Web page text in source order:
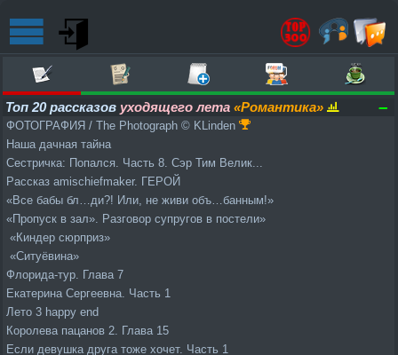
Топ 20 рассказов уходящего лета «Романтика» –
ФОТОГРАФИЯ / The Photograph © KLinden
Наша дачная тайна
Сестричка: Попался. Часть 8. Сэр Тим Велик...
Рассказ amischiefmaker. ГЕРОЙ
«Все бабы бл…ди?! Или, не живи объ…банным!»
«Пропуск в зал». Разговор супругов в постели»
«Киндер сюрприз»
«Ситуёвина»
Флорида-тур. Глава 7
Екатерина Сергеевна. Часть 1
Лето 3 happy end
Королева пацанов 2. Глава 15
Если девушка друга тоже хочет. Часть 1